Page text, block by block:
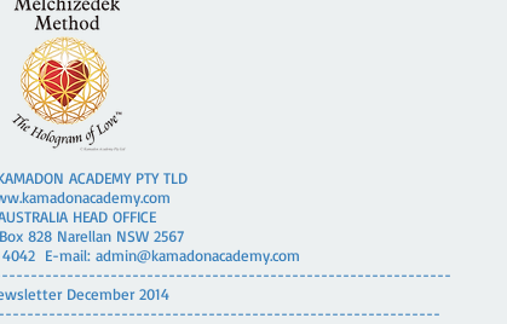
ACADEMY PTY TLD
HEAD OFFICE
Box 828 Narellan NSW 2567
4042 E-mail: admin@kamadonacademy.com
December 2014